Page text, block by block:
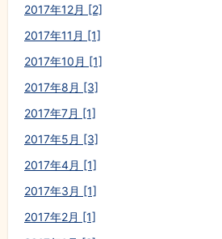
2017年12月 [2]
2017年11月 [1]
2017年10月 [1]
2017年8月 [3]
2017年7月 [1]
2017年5月 [3]
2017年4月 [1]
2017年3月 [1]
2017年2月 [1]